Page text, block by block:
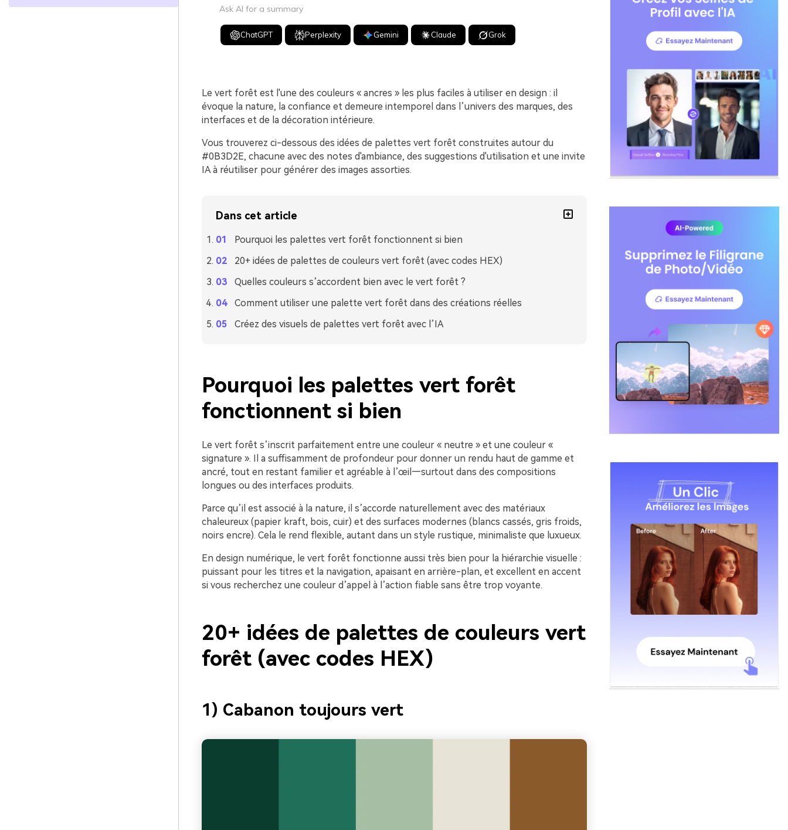
Ask AI for a summary
ChatGPT Perplexity Gemini Claude Grok
Le vert forêt est l'une des couleurs « ancres » les plus faciles à utiliser en design : il
évoque la nature, la confiance et demeure intemporel dans l’univers des marques, des
interfaces et de la décoration intérieure.
Vous trouverez ci-dessous des idées de palettes vert forêt construites autour du
#0B3D2E, chacune avec des notes d'ambiance, des suggestions d'utilisation et une invite
IA à réutiliser pour générer des images assorties.
Dans cet article
Pourquoi les palettes vert forêt fonctionnent si bien
20+ idées de palettes de couleurs vert forêt (avec codes HEX)
Quelles couleurs s’accordent bien avec le vert forêt ?
Comment utiliser une palette vert forêt dans des créations réelles
Créez des visuels de palettes vert forêt avec l’IA
Pourquoi les palettes vert forêt
fonctionnent si bien
Le vert forêt s’inscrit parfaitement entre une couleur « neutre » et une couleur «
signature ». Il a suffisamment de profondeur pour donner un rendu haut de gamme et
ancré, tout en restant familier et agréable à l’œil—surtout dans des compositions
longues ou des interfaces produits.
Parce qu’il est associé à la nature, il s’accorde naturellement avec des matériaux
chaleureux (papier kraft, bois, cuir) et des surfaces modernes (blancs cassés, gris froids,
noirs encre). Cela le rend flexible, autant dans un style rustique, minimaliste que luxueux.
En design numérique, le vert forêt fonctionne aussi très bien pour la hiérarchie visuelle :
puissant pour les titres et la navigation, apaisant en arrière-plan, et excellent en accent
si vous recherchez une couleur d’appel à l’action fiable sans être trop voyante.
20+ idées de palettes de couleurs vert
forêt (avec codes HEX)
1) Cabanon toujours vert